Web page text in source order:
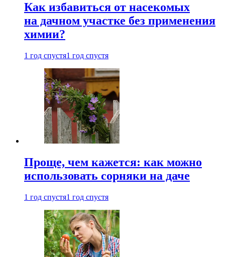
Как избавиться от насекомых
на дачном участке без применения
химии?
1 год спустя1 год спустя
Проще, чем кажется: как можно
использовать сорняки на даче
1 год спустя1 год спустя